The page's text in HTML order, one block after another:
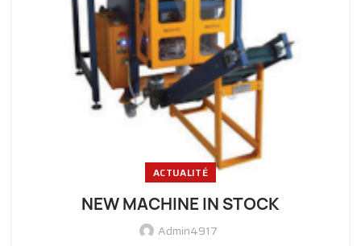
ACTUALITÉ
NEW MACHINE IN STOCK
Admin4917